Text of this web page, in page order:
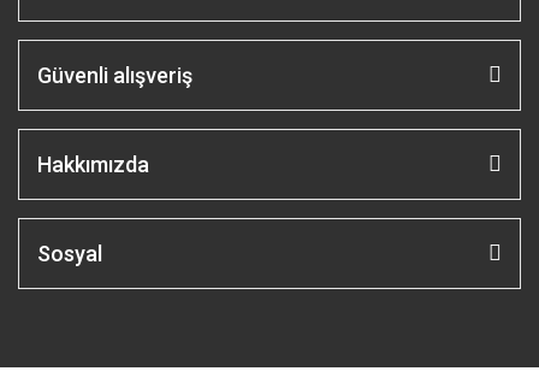
Güvenli alışveriş
Hakkımızda
Sosyal